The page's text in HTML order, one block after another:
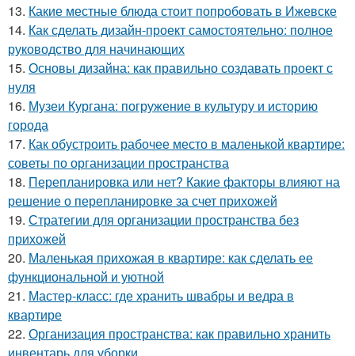
13. Какие местные блюда стоит попробовать в Ижевске
14. Как сделать дизайн-проект самостоятельно: полное
руководство для начинающих
15. Основы дизайна: как правильно создавать проект с
нуля
16. Музеи Кургана: погружение в культуру и историю
города
17. Как обустроить рабочее место в маленькой квартире:
советы по организации пространства
18. Перепланировка или нет? Какие факторы влияют на
решение о перепланировке за счет прихожей
19. Стратегии для организации пространства без
прихожей
20. Маленькая прихожая в квартире: как сделать ее
функциональной и уютной
21. Мастер-класс: где хранить швабры и ведра в
квартире
22. Организация пространства: как правильно хранить